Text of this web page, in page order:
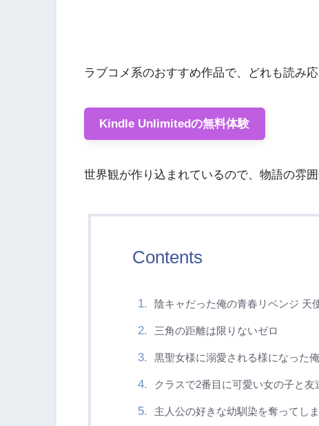
ラブコメ系のおすすめ作品で、どれも読み応
Kindle Unlimitedの無料体験
世界観が作り込まれているので、物語の雰
Contents
陰キャだった俺の青春リベンジ 天
三角の距離は限りないゼロ
黒聖女様に溺愛される様になった
クラスで2番目に可愛い女の子と友
主人公の好きな幼馴染を奪ってし